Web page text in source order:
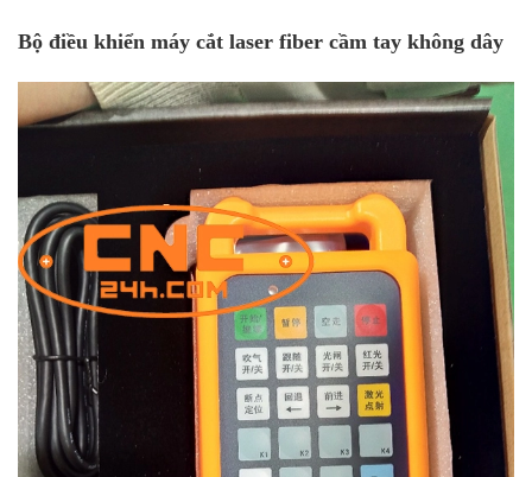
Bộ điều khiển máy cắt laser fiber cầm tay không dây